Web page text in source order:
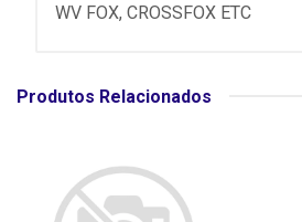
WV FOX, CROSSFOX ETC
Produtos Relacionados